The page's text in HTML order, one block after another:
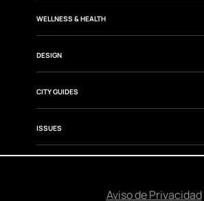
CULTURE
FASHION & BEAUTY
WELLNESS & HEALTH
DESIGN